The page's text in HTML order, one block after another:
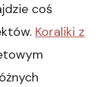
coś
Koraliki z